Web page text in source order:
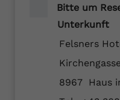
Bitte um
Unterkunft
Felsners
8967 Haus